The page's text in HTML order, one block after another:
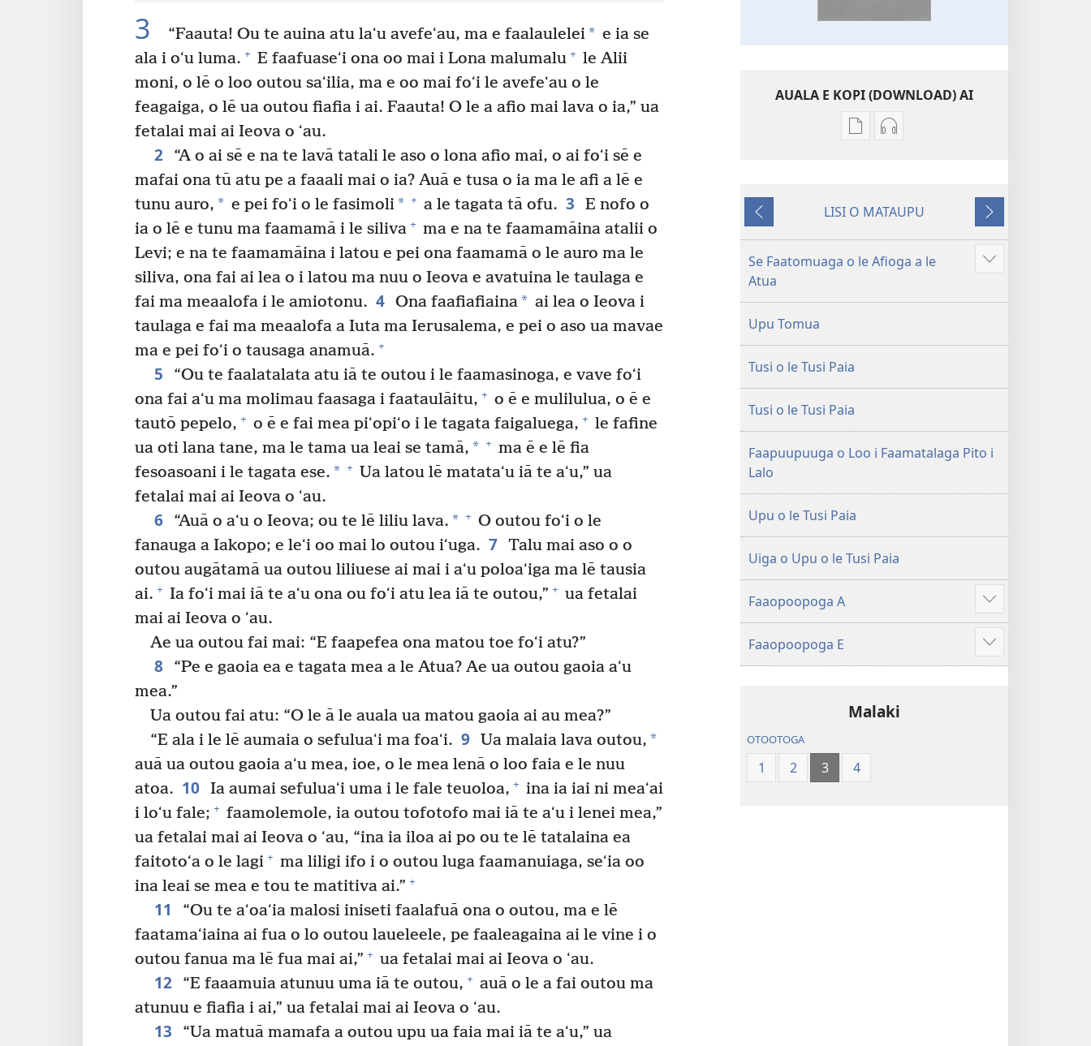
3 “Faauta! Ou te auina atu laʻu avefeʻau, ma e faalaulelei* e ia se
ala i oʻu luma. + E faafuaseʻi ona oo mai i Lona malumalu + le Alii
moni, o lē o loo outou saʻilia, ma e oo mai foʻi le avefeʻau o le
feagaiga, o lē ua outou fiafia i ai. Faauta! O le a afio mai lava o ia,” ua
fetalai mai ai Ieova o ʻau.
2
“A o ai sē e na te lavā tatali le aso o lona afio mai, o ai foʻi sē e
mafai ona tū atu pe a faaali mai o ia? Auā e tusa o ia ma le afi a lē e
tunu auro, * e pei foʻi o le fasimoli* + a le tagata tā ofu. 3
E nofo o
ia o lē e tunu ma faamamā i le siliva + ma e na te faamamāina atalii o
Levi; e na te faamamāina i latou e pei ona faamamā o le auro ma le
siliva, ona fai ai lea o i latou ma nuu o Ieova e avatuina le taulaga e
fai ma meaalofa i le amiotonu. 4 Ona faafiafiaina* ai lea o Ieova i
taulaga e fai ma meaalofa a Iuta ma Ierusalema, e pei o aso ua mavae
ma e pei foʻi o tausaga anamuā. +
5
“Ou te faalatalata atu iā te outou i le faamasinoga, e vave foʻi
ona fai aʻu ma molimau faasaga i faataulāitu, + o ē e mulilulua, o ē e
tautō pepelo, + o ē e fai mea piʻopiʻo i le tagata faigaluega, + le fafine
ua oti lana tane, ma le tama ua leai se tamā, * + ma ē e lē fia
fesoasoani i le tagata ese. * + Ua latou lē matataʻu iā te aʻu,” ua
fetalai mai ai Ieova o ʻau.
6 “Auā o aʻu o Ieova; ou te lē liliu lava. * + O outou foʻi o le
fanauga a Iakopo; e leʻi oo mai lo outou iʻuga. 7 Talu mai aso o o
outou augātamā ua outou liliuese ai mai i aʻu poloaʻiga ma lē tausia
ai. + Ia foʻi mai iā te aʻu ona ou foʻi atu lea iā te outou,” + ua fetalai
mai ai Ieova o ʻau.
Ae ua outou fai mai: “E faapefea ona matou toe foʻi atu?”
8
“Pe e gaoia ea e tagata mea a le Atua? Ae ua outou gaoia aʻu
mea.”
Ua outou fai atu: “O le ā le auala ua matou gaoia ai au mea?”
“E ala i le lē aumaia o sefuluaʻi ma foaʻi. 9 Ua malaia lava outou, *
auā ua outou gaoia aʻu mea, ioe, o le mea lenā o loo faia e le nuu
atoa. 10 Ia aumai sefuluaʻi uma i le fale teuoloa, + ina ia iai ni meaʻai
i loʻu fale; + faamolemole, ia outou tofotofo mai iā te aʻu i lenei mea,”
ua fetalai mai ai Ieova o ʻau, “ina ia iloa ai po ou te lē tatalaina ea
faitotoʻa o le lagi + ma liligi ifo i o outou luga faamanuiaga, seʻia oo
ina leai se mea e tou te matitiva ai.” +
11
“Ou te aʻoaʻia malosi iniseti faalafuā ona o outou, ma e lē
faatamaʻiaina ai fua o lo outou laueleele, pe faaleagaina ai le vine i o
outou fanua ma lē fua mai ai,” + ua fetalai mai ai Ieova o ʻau.
12 “E faaamuia atunuu uma iā te outou, + auā o le a fai outou ma
atunuu e fiafia i ai,” ua fetalai mai ai Ieova o ʻau.
13
“Ua matuā mamafa a outou upu ua faia mai iā te aʻu,” ua
AUALA E KOPI (DOWNLOAD) AI
Vaega
se
O
le
O
Faaliliuga
le
Lalolagi
i
2013)
Filifili
ai
Tusi
le
a
Lalolagi
Fou
Mataupu
ua
mavae
LISI O MATAUPU
Mataupu
e
sosoo
Se Faatomuaga o le Afioga a le
Atua
Faaali
mea
Upu Tomua
Tusi o le Tusi Paia
Tusi o le Tusi Paia
Faapuupuuga o Loo i Faamatalaga Pito i
Lalo
Upu o le Tusi Paia
Uiga o Upu o le Tusi Paia
Faaopoopoga A
Faaali
isi
mea
Faaopoopoga E
Faaali
isi
Malaki
OTOOTOGA
1 2 3 4